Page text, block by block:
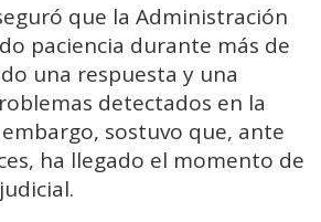
que la Administración
paciencia durante más de
una respuesta y una
detectados en la
sostuvo que, ante
ha llegado el momento de